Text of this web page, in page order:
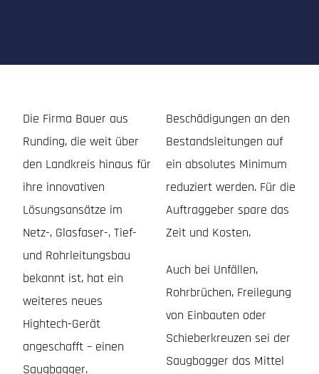
Die Firma Bauer aus
Runding, die weit über
den Landkreis hinaus für
ihre innovativen
Lösungsansätze im
Netz-, Glasfaser-, Tief-
und Rohrleitungsbau
bekannt ist, hat ein
weiteres neues
Hightech-Gerät
angeschafft – einen
Saugbagger.
Beschädigungen an den
Bestandsleitungen auf
ein absolutes Minimum
reduziert werden. Für die
Auftraggeber spare das
Zeit und Kosten.
Auch bei Unfällen,
Rohrbrüchen, Freilegung
von Einbauten oder
Schieberkreuzen sei der
Saugbagger das Mittel